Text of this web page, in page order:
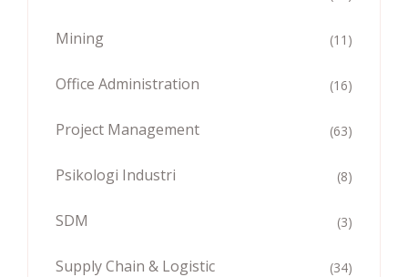
Mining (11)
Office Administration (16)
Project Management (63)
Psikologi Industri (8)
SDM (3)
Supply Chain & Logistic (34)